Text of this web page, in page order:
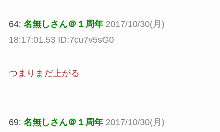
64: 名無しさん＠１周年 2017/10/30(月)
18:17:01.53 ID:7cu7v5sG0
つまりまだ上がる
69: 名無しさん＠１周年 2017/10/30(月)